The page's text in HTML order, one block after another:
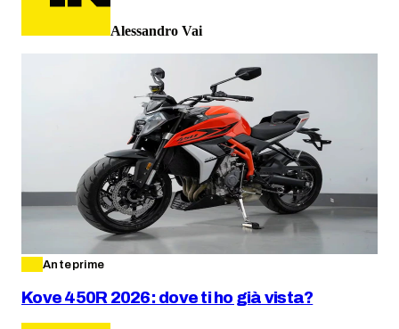
Alessandro Vai
Anteprime
Kove 450R 2026: dove ti ho già vista?